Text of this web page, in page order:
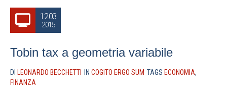
12.03
2015
Tobin tax a geometria variabile
DI LEONARDO BECCHETTI IN COGITO ERGO SUM TAGS ECONOMIA,
FINANZA